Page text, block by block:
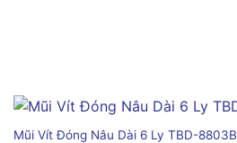
Mũi Vít Đóng Nâu Dài 6 Ly TBD-8803B